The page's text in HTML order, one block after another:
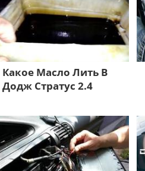
Какое Масло Лить В
Додж Стратус 2.4